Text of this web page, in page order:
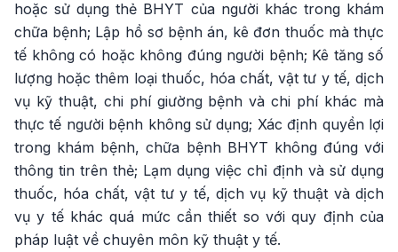
hoặc sử dụng thẻ BHYT của người khác trong khám
chữa bệnh; Lập hồ sơ bệnh án, kê đơn thuốc mà thực
tế không có hoặc không đúng người bệnh; Kê tăng số
lượng hoặc thêm loại thuốc, hóa chất, vật tư y tế, dịch
vụ kỹ thuật, chi phí giường bệnh và chi phí khác mà
thực tế người bệnh không sử dụng; Xác định quyền lợi
trong khám bệnh, chữa bệnh BHYT không đúng với
thông tin trên thẻ; Lạm dụng việc chỉ định và sử dụng
thuốc, hóa chất, vật tư y tế, dịch vụ kỹ thuật và dịch
vụ y tế khác quá mức cần thiết so với quy định của
pháp luật về chuyên môn kỹ thuật y tế.